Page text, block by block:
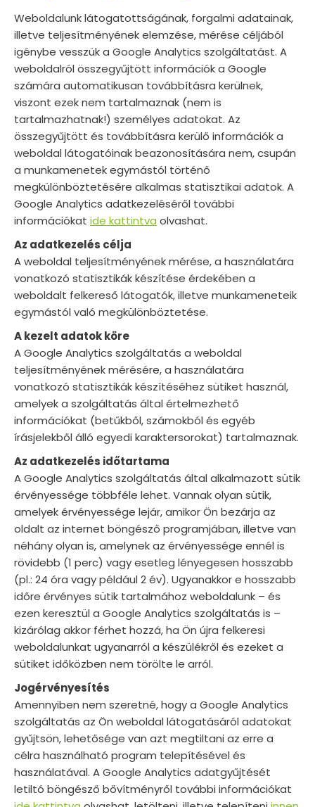
Weboldalunk látogatottságának, forgalmi adatainak,
illetve teljesítményének elemzése, mérése céljából
igénybe vesszük a Google Analytics szolgáltatást. A
weboldalról összegyűjtött információk a Google
számára automatikusan továbbításra kerülnek,
viszont ezek nem tartalmaznak (nem is
tartalmazhatnak!) személyes adatokat. Az
összegyűjtött és továbbításra kerülő információk a
weboldal látogatóinak beazonosítására nem, csupán
a munkamenetek egymástól történő
megkülönböztetésére alkalmas statisztikai adatok. A
Google Analytics adatkezeléséről további
információkat ide kattintva olvashat.
Az adatkezelés célja
A weboldal teljesítményének mérése, a használatára
vonatkozó statisztikák készítése érdekében a
weboldalt felkereső látogatók, illetve munkameneteik
egymástól való megkülönböztetése.
A kezelt adatok köre
A Google Analytics szolgáltatás a weboldal
teljesítményének mérésére, a használatára
vonatkozó statisztikák készítéséhez sütiket használ,
amelyek a szolgáltatás által értelmezhető
információkat (betűkből, számokból és egyéb
írásjelekből álló egyedi karaktersorokat) tartalmaznak.
Az adatkezelés időtartama
A Google Analytics szolgáltatás által alkalmazott sütik
érvényessége többféle lehet. Vannak olyan sütik,
amelyek érvényessége lejár, amikor Ön bezárja az
oldalt az internet böngésző programjában, illetve van
néhány olyan is, amelynek az érvényessége ennél is
rövidebb (1 perc) vagy esetleg lényegesen hosszabb
(pl.: 24 óra vagy például 2 év). Ugyanakkor e hosszabb
időre érvényes sütik tartalmához weboldalunk – és
ezen keresztül a Google Analytics szolgáltatás is –
kizárólag akkor férhet hozzá, ha Ön újra felkeresi
weboldalunkat ugyanarról a készülékről és ezeket a
sütiket időközben nem törölte le arról.
Jogérvényesítés
Amennyiben nem szeretné, hogy a Google Analytics
szolgáltatás az Ön weboldal látogatásáról adatokat
gyűjtsön, lehetősége van azt megtiltani az erre a
célra használható program telepítésével és
használatával. A Google Analytics adatgyűjtését
letiltó böngésző bővítményről további információkat